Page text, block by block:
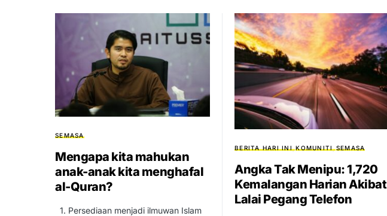
SEMASA
Mengapa kita mahukan
anak-anak kita menghafal
al-Quran?
1. Persediaan menjadi ilmuwan Islam
BERITA HARI INI KOMUNITI SEMASA
Angka Tak Menipu: 1,720
Kemalangan Harian Akibat
Lalai Pegang Telefon